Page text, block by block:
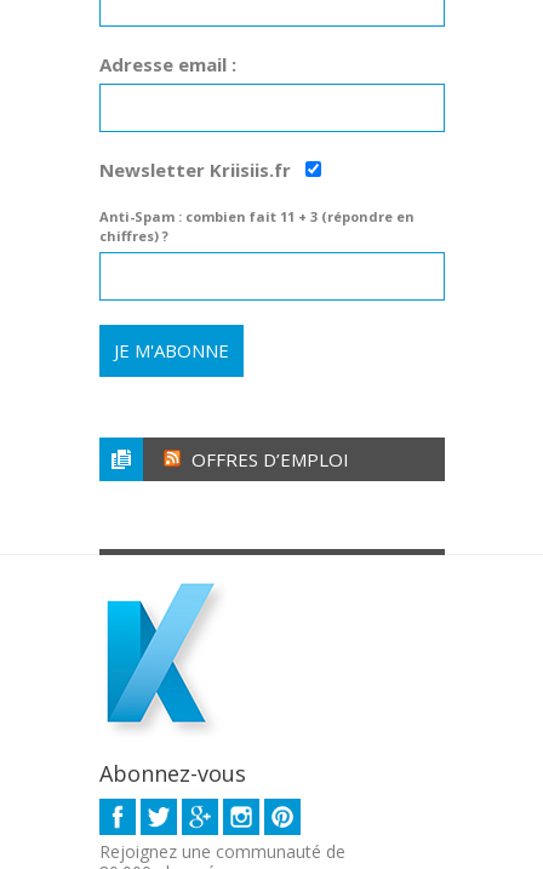
Adresse email :
Newsletter Kriisiis.fr
Anti-Spam : combien fait 11 + 3 (répondre en
chiffres) ?
OFFRES D’EMPLOI
Abonnez-vous
Rejoignez une communauté de